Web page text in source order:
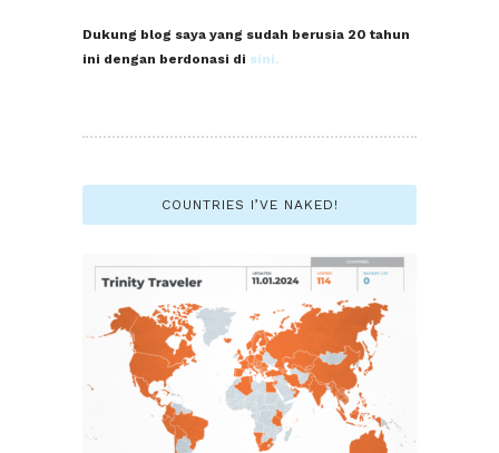
Dukung blog saya yang sudah berusia 20 tahun
ini dengan berdonasi di sini.
COUNTRIES I’VE NAKED!